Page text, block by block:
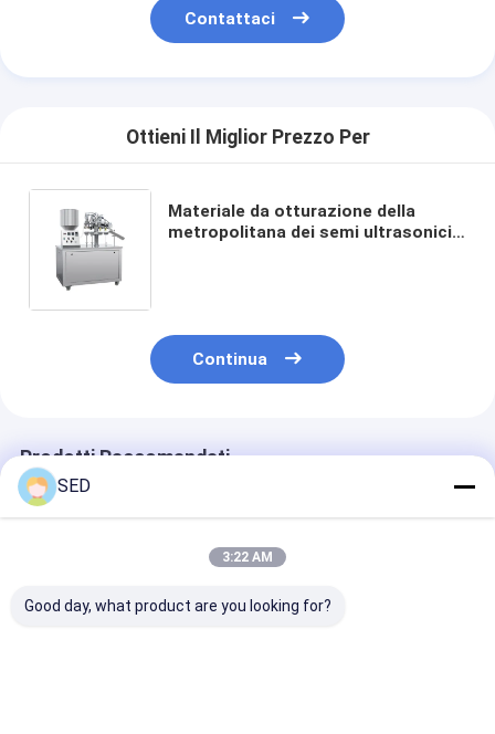
Contattaci
Ottieni Il Miglior Prezzo Per
Materiale da otturazione della
metropolitana dei semi ultrasonici
Continua
Prodotti Raccomandati
SED
3:22 AM
Good day, what product are you looking for?